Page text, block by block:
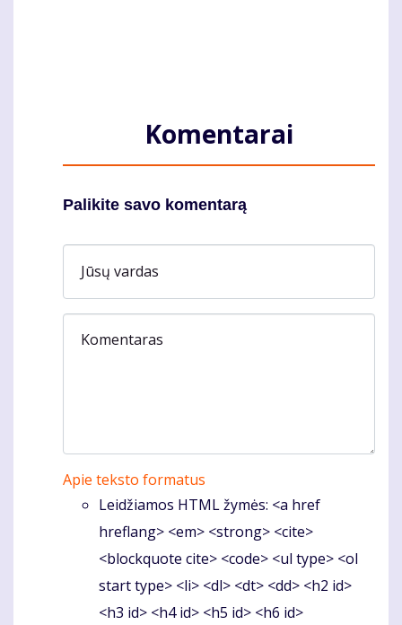
Komentarai
Palikite savo komentarą
Jūsų vardas
Komentaras
Apie teksto formatus
Leidžiamos HTML žymės: <a href
hreflang> <em> <strong> <cite>
<blockquote cite> <code> <ul type> <ol
start type> <li> <dl> <dt> <dd> <h2 id>
<h3 id> <h4 id> <h5 id> <h6 id>